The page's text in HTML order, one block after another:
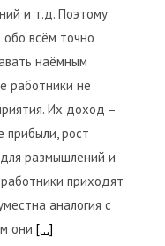
и т.д. Поэтому
всём точно
наёмным
работники не
Их доход –
прибыли, рост
размышлений и
приходят
аналогия с
они [...]